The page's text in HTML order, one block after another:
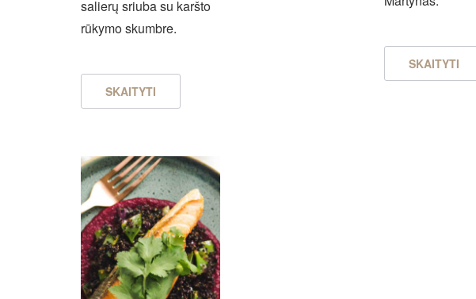
salierų sriuba su karšto
rūkymo skumbre.
SKAITYTI
SKAITYTI